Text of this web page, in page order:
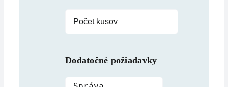
Dodatočné požiadavky